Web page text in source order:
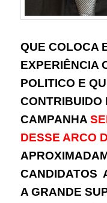
QUE COLOCA
EXPERIÊNCIA
POLITICO E
CAMPANHA
DESSE ARCO
CANDIDATOS
A GRANDE